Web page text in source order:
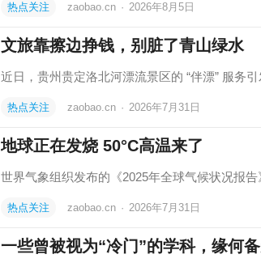
热点关注 zaobao.cn · 2026年8月5日
文旅靠擦边挣钱，别脏了青山绿水
近日，贵州贵定洛北河漂流景区的 “伴漂” 服务
热点关注 zaobao.cn · 2026年7月31日
地球正在发烧 50°C高温来了
世界气象组织发布的《2025年全球气候状况报
热点关注 zaobao.cn · 2026年7月31日
一些曾被视为“冷门”的学科，缘何